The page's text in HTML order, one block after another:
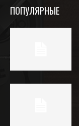
ПОПУЛЯРНЫЕ